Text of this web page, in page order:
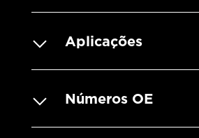
Aplicações
Números OE